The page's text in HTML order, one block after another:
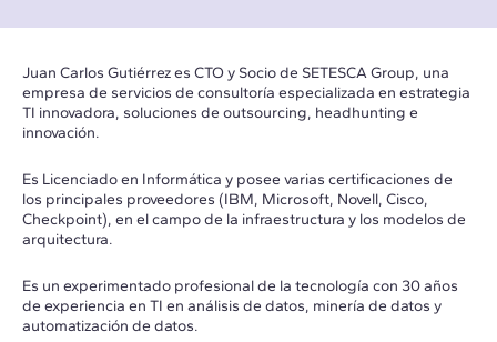
Juan Carlos Gutiérrez es CTO y Socio de SETESCA Group, una
empresa de servicios de consultoría especializada en estrategia
TI innovadora, soluciones de outsourcing, headhunting e
innovación.
Es Licenciado en Informática y posee varias certificaciones de
los principales proveedores (IBM, Microsoft, Novell, Cisco,
Checkpoint), en el campo de la infraestructura y los modelos de
arquitectura.
Es un experimentado profesional de la tecnología con 30 años
de experiencia en TI en análisis de datos, minería de datos y
automatización de datos.